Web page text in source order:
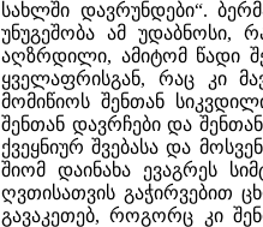
სახლში დავრუნდები“.
უნუგეშობა ამ უდაბნოსი,
აღზრდილი, ამიტომ წადი
ყველაფრისგან, რაც კი
მომიწიოს შენთან
შენთან დავრჩები და
ქვეყნიურ შვებასა და
შიომ დაინახა ევაგრეს
ღვთისათვის გაჭირვებით
გავაკეთებ, როგორც კი